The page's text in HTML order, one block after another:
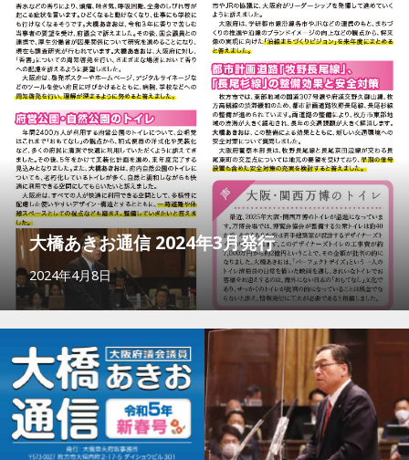
大橋あきお通信 2024年3月発行
2024年4月8日